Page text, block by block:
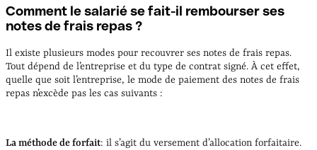
Comment le salarié se fait-il rembourser ses
notes de frais repas ?
Il existe plusieurs modes pour recouvrer ses notes de frais repas.
Tout dépend de l’entreprise et du type de contrat signé. À cet effet,
quelle que soit l’entreprise, le mode de paiement des notes de frais
repas n’excède pas les cas suivants :
La méthode de forfait: il s’agit du versement d’allocation forfaitaire.